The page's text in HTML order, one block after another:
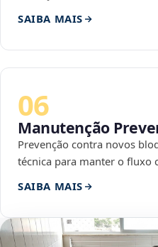
SAIBA MAIS
06
Manutenção
Prevenção contra novos
técnica para manter o fluxo
SAIBA MAIS